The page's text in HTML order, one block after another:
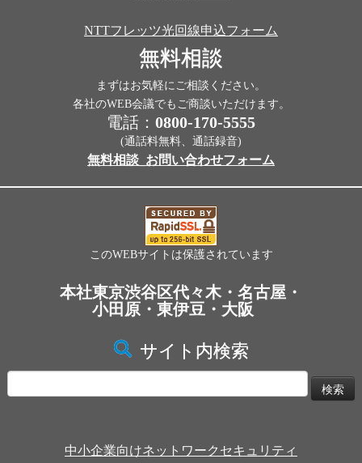
NTTフレッツ光回線申込フォーム
無料相談
まずはお気軽にご相談ください。
各社のWEB会議でもご商談いただけます。
電話： 0800-170-5555
(通話料無料、通話録音)
無料相談_お問い合わせフォーム
このWEBサイトは保護されています
本社東京渋谷区代々木・名古屋・
小田原・東伊豆・大阪
サイト内検索
索:
中小企業向けネットワークセキュリティ